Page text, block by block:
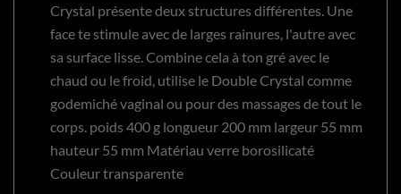
Crystal présente deux structures différentes. Une
face te stimule avec de larges rainures, l'autre avec
sa surface lisse. Combine cela à ton gré avec le
chaud ou le froid, utilise le Double Crystal comme
godemiché vaginal ou pour des massages de tout le
corps. poids 400 g longueur 200 mm largeur 55 mm
hauteur 55 mm Matériau verre borosilicaté
Couleur transparente